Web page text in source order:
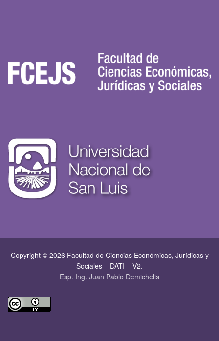
Copyright © 2026 Facultad de Ciencias Económicas, Jurí­dicas y
Sociales – DATI – V2.
Esp. Ing. Juan Pablo Demichelis